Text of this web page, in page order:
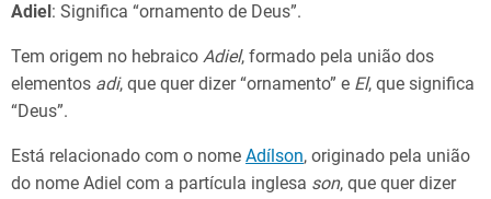
Adiel : Significa “ornamento de Deus”.
Tem origem no hebraico Adiel, formado pela união dos
elementos adi, que quer dizer “ornamento” e El, que significa
“Deus”.
Está relacionado com o nome Adílson, originado pela união
do nome Adiel com a partícula inglesa son, que quer dizer